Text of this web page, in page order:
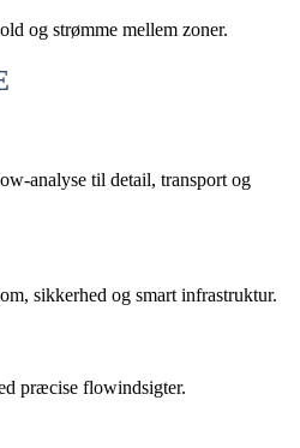
og strømme mellem zoner.
analyse til detail, transport og
sikkerhed og smart infrastruktur.
præcise flowindsigter.